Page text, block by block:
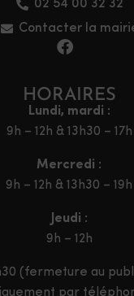
02 54 00 32 32
Contacter la
HORAIRES
Lundi, mardi :
9h – 12h & 13h30 – 17h
Mercredi :
9h – 12h & 13h30 – 19h
Jeudi :
9h – 12h
(fermeture au
par